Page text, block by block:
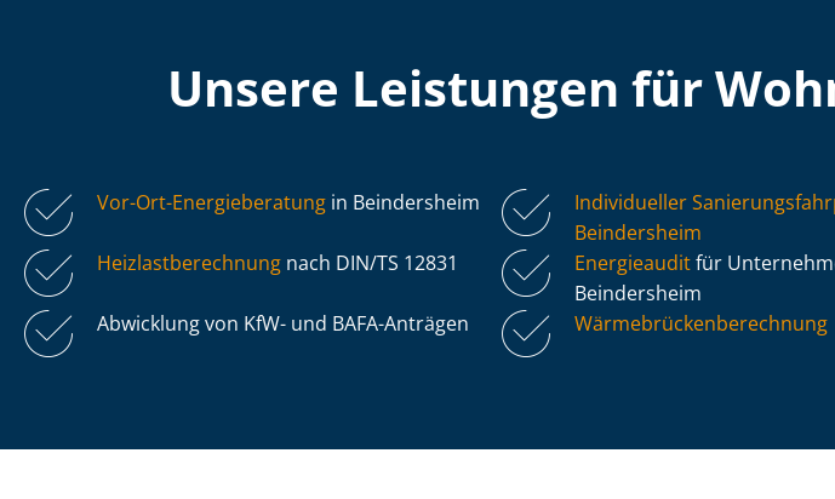
Unsere Leistungen für
Vor-Ort-Energieberatung in Beindersheim
Individueller
Beindersheim
Heiz­last­be­rech­nung nach DIN/TS 12831 Energieauditfür
Beindersheim
Abwicklung von KfW- und BAFA-Anträgen Wär­me­brü­cken­be­rech­nung